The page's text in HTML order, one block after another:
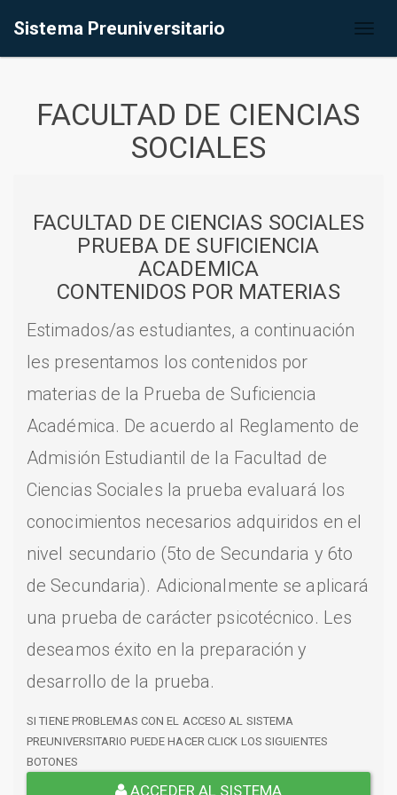
Sistema Preuniversitario
FACULTAD DE CIENCIAS
SOCIALES
FACULTAD DE CIENCIAS SOCIALES
PRUEBA DE SUFICIENCIA
ACADEMICA
CONTENIDOS POR MATERIAS
Estimados/as estudiantes, a continuación
les presentamos los contenidos por
materias de la Prueba de Suficiencia
Académica. De acuerdo al Reglamento de
Admisión Estudiantil de la Facultad de
Ciencias Sociales la prueba evaluará los
conocimientos necesarios adquiridos en el
nivel secundario (5to de Secundaria y 6to
de Secundaria). Adicionalmente se aplicará
una prueba de carácter psicotécnico. Les
deseamos éxito en la preparación y
desarrollo de la prueba.
SI TIENE PROBLEMAS CON EL ACCESO AL SISTEMA
PREUNIVERSITARIO PUEDE HACER CLICK LOS SIGUIENTES
BOTONES
ACCEDER AL SISTEMA